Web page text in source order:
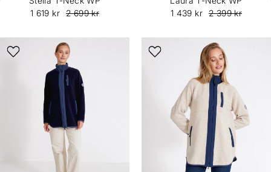
1 619 kr 2 699 kr
1 439 kr 2 399 kr